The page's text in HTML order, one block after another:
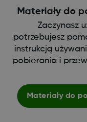
Materiały do
Zaczynasz
potrzebujesz
instrukcją
pobierania i
Materiały do